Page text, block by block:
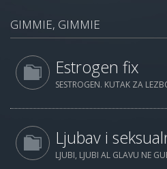
GIMMIE, GIMMIE
Estrogen fix
SESTROGEN. KUTAK ZA
Ljubav i
LJUBI, LJUBI AL GLAVU NE